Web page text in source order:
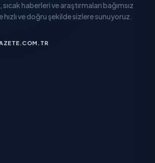
haberleri ve araştırmaları bağımsız
ve doğru şekilde sizlere sunuyoruz.